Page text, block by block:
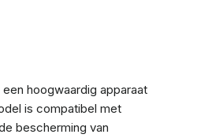
een hoogwaardig apparaat
is compatibel met
bescherming van